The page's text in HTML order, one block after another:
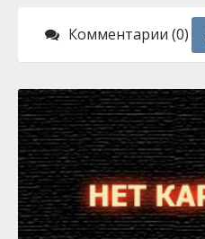
Комментарии (0)